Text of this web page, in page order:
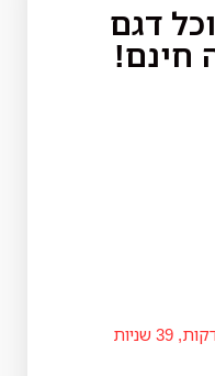
דגם
חינם!